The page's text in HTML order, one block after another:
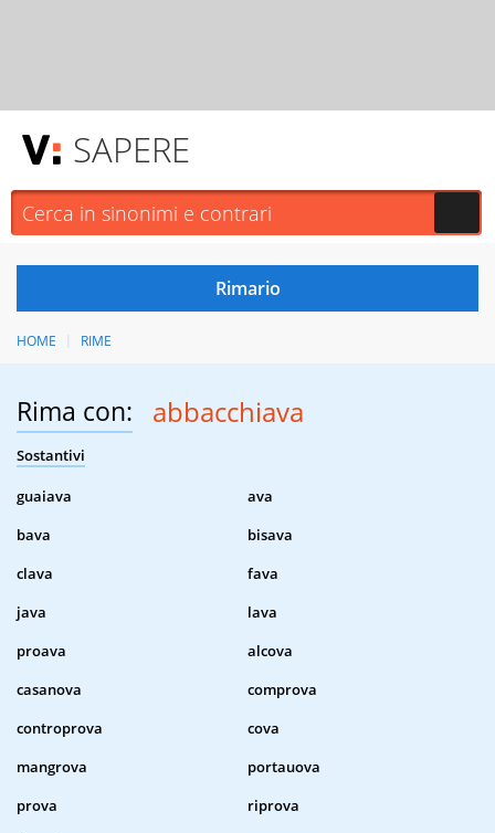
SAPERE
HOME RIME
Rima con: abbacchiava
Sostantivi
guaiava
ava
bava
bisava
clava
fava
java
lava
proava
alcova
casanova
comprova
controprova
cova
mangrova
portauova
prova
riprova